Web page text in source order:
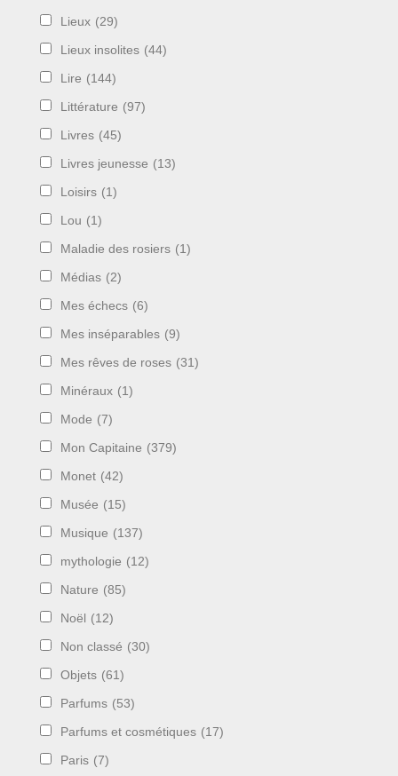
Lieux (29)
Lieux insolites (44)
Lire (144)
Littérature (97)
Livres (45)
Livres jeunesse (13)
Loisirs (1)
Lou (1)
Maladie des rosiers (1)
Médias (2)
Mes échecs (6)
Mes inséparables (9)
Mes rêves de roses (31)
Minéraux (1)
Mode (7)
Mon Capitaine (379)
Monet (42)
Musée (15)
Musique (137)
mythologie (12)
Nature (85)
Noël (12)
Non classé (30)
Objets (61)
Parfums (53)
Parfums et cosmétiques (17)
Paris (7)